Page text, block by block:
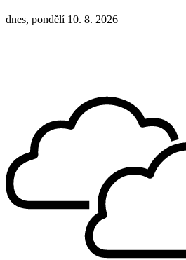
dnes, pondělí 10. 8. 2026